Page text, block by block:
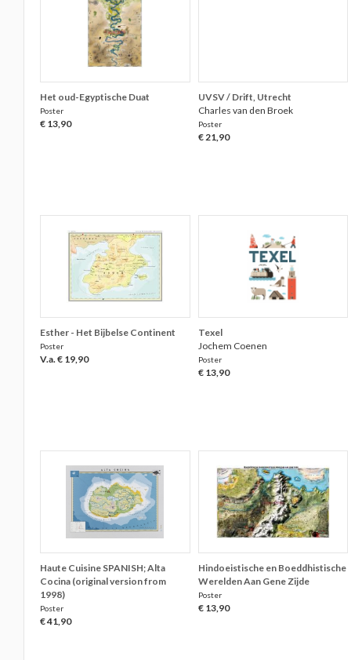
Het oud-Egyptische Duat
Poster
€ 13,90
UVSV / Drift, Utrecht
Charles van den Broek
Poster
€ 21,90
Esther - Het Bijbelse Continent
Poster
V.a. € 19,90
Texel
Jochem Coenen
Poster
€ 13,90
Haute Cuisine SPANISH; Alta
Cocina (original version from
1998)
Poster
€ 41,90
Hindoeistische en Boeddhistische
Werelden Aan Gene Zijde
Poster
€ 13,90